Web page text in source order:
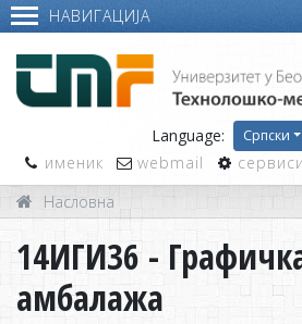
НАВИГАЦИЈА
Language: Српски
именик webmail
сервиси
Насловна
14ИГИ36 -
амбалажа